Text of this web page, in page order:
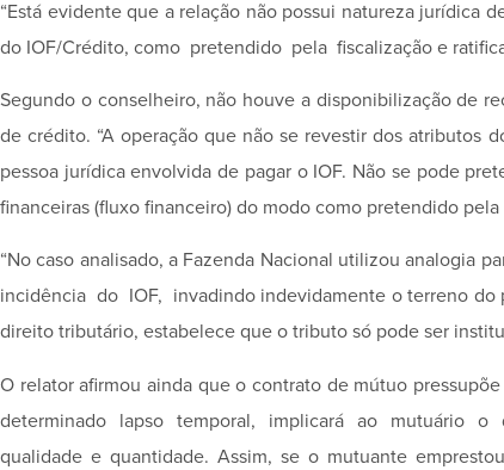
“Está evidente que a relação não possui natureza jurídica
do IOF/Crédito, como pretendido pela fiscalização e
Segundo o conselheiro, não houve a disponibilização de
de crédito. “A operação que não se revestir dos atributos
pessoa jurídica envolvida de pagar o IOF. Não se pode
financeiras (fluxo financeiro) do modo como pretendido pela
“No caso analisado, a Fazenda Nacional utilizou analogia
incidência do IOF, invadindo indevidamente o terreno do
direito tributário, estabelece que o tributo só pode ser
O relator afirmou ainda que o contrato de mútuo
determinado lapso temporal, implicará ao mutuário o
qualidade e quantidade. Assim, se o mutuante